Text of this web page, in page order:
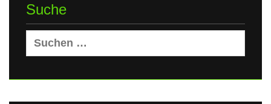
Suche
Suchen
nach: